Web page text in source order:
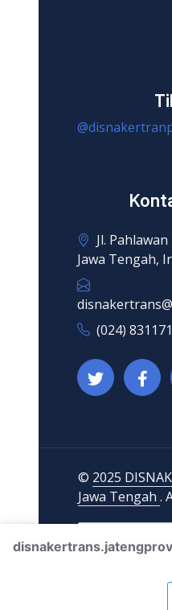
Jl.
Jawa Tengah,
(024)
© 2025
Jawa Tengah .